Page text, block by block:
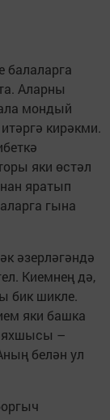
балаларга
Аларны
мондый
кирәкми.
яки өстәл
яратып
гына
әзерләгәндә
Киемнең дә,
бик шикле.
яки башка
яхшысы –
белән ул